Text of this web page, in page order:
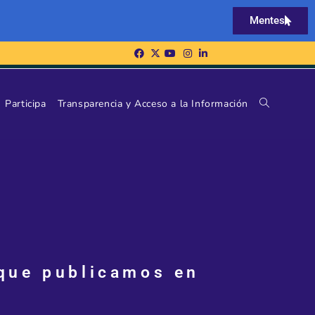
Mentes
Participa Transparencia y Acceso a la Información
publicamos en